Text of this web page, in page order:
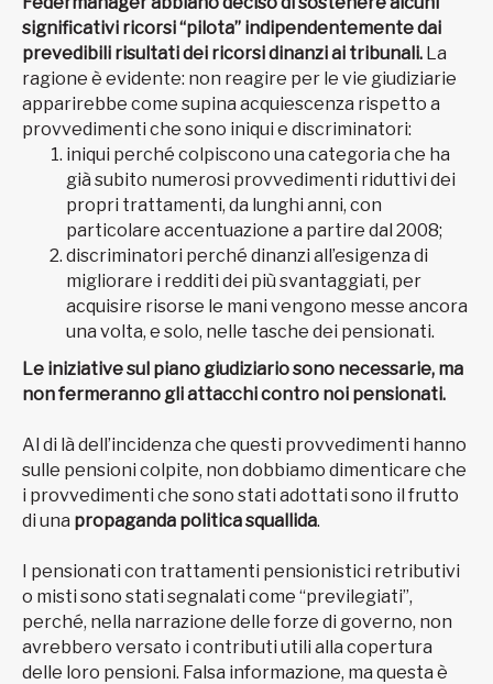
significativi ricorsi “pilota” indipendentemente dai
prevedibili risultati dei ricorsi dinanzi ai tribunali. La
ragione è evidente: non reagire per le vie giudiziarie
apparirebbe come supina acquiescenza rispetto a
provvedimenti che sono iniqui e discriminatori:
iniqui perché colpiscono una categoria che ha
già subito numerosi provvedimenti riduttivi dei
propri trattamenti, da lunghi anni, con
particolare accentuazione a partire dal 2008;
discriminatori perché dinanzi all’esigenza di
migliorare i redditi dei più svantaggiati, per
acquisire risorse le mani vengono messe ancora
una volta, e solo, nelle tasche dei pensionati.
Le iniziative sul piano giudiziario sono necessarie, ma
non fermeranno gli attacchi contro noi pensionati.
Al di là dell’incidenza che questi provvedimenti hanno
sulle pensioni colpite, non dobbiamo dimenticare che
i provvedimenti che sono stati adottati sono il frutto
di una propaganda politica squallida.
I pensionati con trattamenti pensionistici retributivi
o misti sono stati segnalati come “previlegiati”,
perché, nella narrazione delle forze di governo, non
avrebbero versato i contributi utili alla copertura
delle loro pensioni. Falsa informazione, ma questa è